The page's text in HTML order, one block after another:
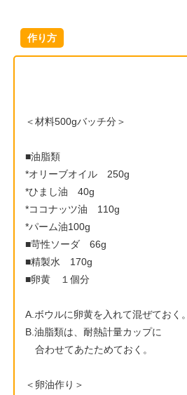
作り方
＜材料500gバッチ分＞
■油脂類
*オリーブオイル 250g
*ひまし油 40g
*ココナッツ油 110g
*パーム油100g
■苛性ソーダ 66g
■精製水 170g
■卵黄 １個分
A.ボウルに卵黄を入れて混ぜておく。
B.油脂類は、耐熱計量カップに
合わせてあたためておく。
＜卵油作り＞